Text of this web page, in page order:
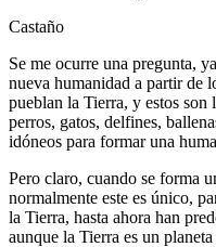
Castaño
Se me ocurre una pregunta,
nueva humanidad a partir de
pueblan la Tierra, y estos son
perros, gatos, delfines,
idóneos para formar una
Pero claro, cuando se forma
normalmente este es único,
la Tierra, hasta ahora han
aunque la Tierra es un